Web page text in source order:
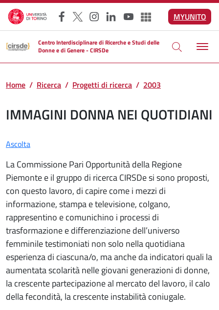
Salta al contenuto principale
Facebook
X Instagram
LinkedInYouTubeAltri social
MYUNITO
Centro Interdisciplinare di Ricerche e Studi delle
Donne e di Genere - CIRSDe
Home Ricerca Progetti di ricerca 2003
IMMAGINI DONNA NEI QUOTIDIANI
Ascolta
La Commissione Pari Opportunità della Regione
Piemonte e il gruppo di ricerca CIRSDe si sono proposti,
con questo lavoro, di capire come i mezzi di
informazione, stampa e televisione, colgano,
rappresentino e comunichino i processi di
trasformazione e differenziazione dell’universo
femminile testimoniati non solo nella quotidiana
esperienza di ciascuna/o, ma anche da indicatori quali la
aumentata scolarità nelle giovani generazioni di donne,
la crescente partecipazione al mercato del lavoro, il calo
della fecondità, la crescente instabilità coniugale.